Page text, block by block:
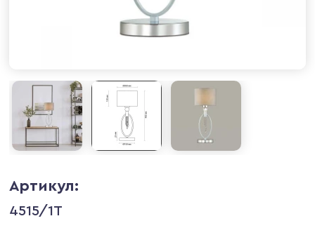
Артикул:
4515/1T